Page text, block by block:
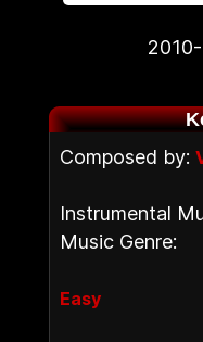
Composed by:
Instrumental
Music Genre:
Easy